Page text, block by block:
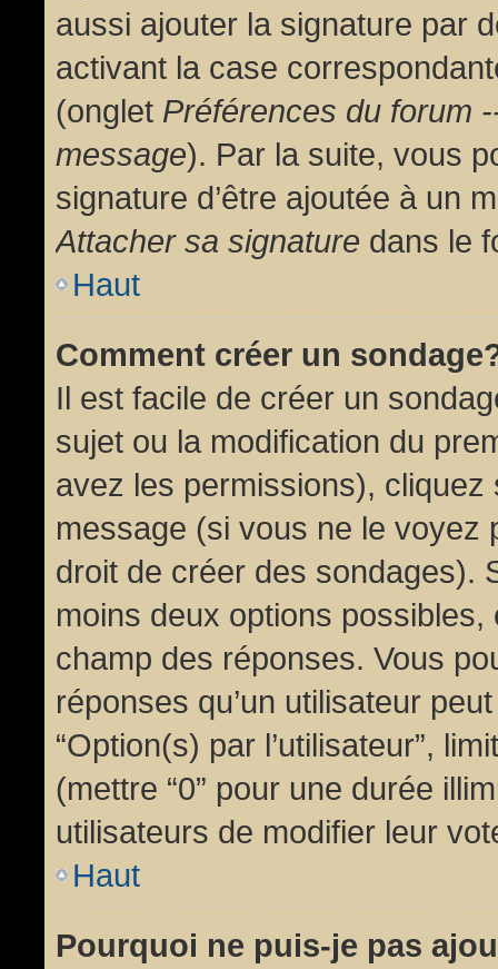
aussi ajouter la signature par
activant la case
(onglet Préférences du forum
message). Par la suite, vous
signature d’être ajoutée à un
Attacher sa signature dans le
Haut
Comment créer un
Il est facile de créer un
sujet ou la modification du
avez les permissions), cliquez
message (si vous ne le voyez
droit de créer des sondages).
moins deux options
champ des réponses. Vous
réponses qu’un utilisateur
“Option(s) par l’utilisateur”,
(mettre “0” pour une durée
utilisateurs de modifier leur
Haut
Pourquoi ne puis-je pas